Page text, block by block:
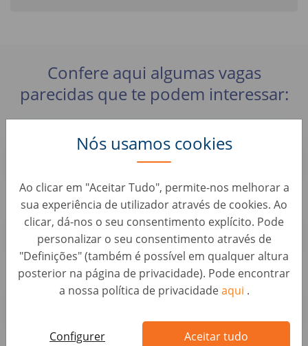
Nós usamos cookies
Ao clicar em "Aceitar Tudo", permite-nos melhorar a
sua experiência de utilizador através de cookies. Ao
clicar, dá-nos o seu consentimento explícito. Pode
personalizar o seu consentimento através de
"Definições" (também é possível em qualquer altura
posterior na página de privacidade). Pode encontrar
a nossa política de privacidadeaqui .
Configurer Aceitar tudo
Confere aqui algumas vagas
parecidas que te podem interessar:
Préparateur esthétique automobile (H/F)
Zone Manager Rhône-Alpes (H/F)
Perfis de Automação • França, Vénissieux
vendezvotrevoiture.fr
Chef de Secteur Rhône - Alpes (H/F)
Perfis de Automação • França, Vénissieux